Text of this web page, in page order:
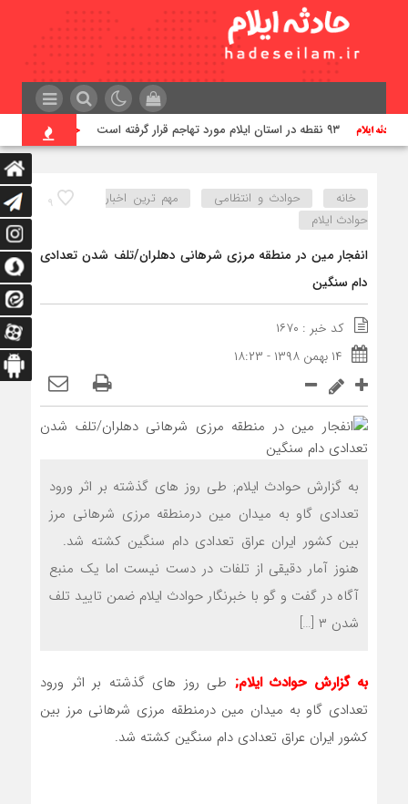
۹۳ نقطه در استان ایلام مورد تهاجم قرار گرفته است
۹ خانه حوادث و انتظامی
مهم ترین اخبار
حوادث ایلام
انفجار مین در منطقه مرزی شرهانی دهلران/تلف شدن تعدادی
دام سنگین
کد خبر : ۱۶۷۰
۱۴ بهمن ۱۳۹۸ - ۱۸:۲۳
به گزارش حوادث ایلام; طی روز های گذشته بر اثر ورود
تعدادی گاو به میدان مین درمنطقه مرزی شرهانی مرز
بین کشور ایران عراق تعدادی دام سنگین کشته شد‌.
هنوز آمار دقیقی از تلفات در دست نیست اما یک منبع
آگاه در گفت و گو با خبرنگار حوادث ایلام ضمن تایید تلف
شدن ۳ […]
به گزارش حوادث ایلام; طی روز های گذشته بر اثر ورود
تعدادی گاو به میدان مین درمنطقه مرزی شرهانی مرز بین
کشور ایران عراق تعدادی دام سنگین کشته شد‌.